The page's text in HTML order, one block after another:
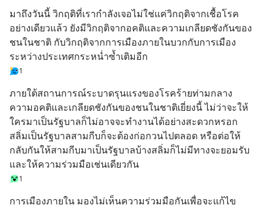
มาถึงวันนี้ วิกฤติที่เรากำลังเจอไม่ใช่แค่วิกฤติจากเชื้อโรค
อย่างเดียวแล้ว ยังมีวิกฤติจากอคติและความเกลียดชังกันของ
ชนในชาติ กับวิกฤติจากการเมืองภายในบวกกับการเมือง
ระหว่างประเทศกระหน่ำซ้ำเติมอีก
1
ภายใต้สถานการณ์ระบาดรุนแรงของโรคร้ายท่ามกลาง
ความอคติและเกลียดชังกันของชนในชาติเยี่ยงนี้ ไม่ว่าจะให้
ใครมาเป็นรัฐบาลก็ไม่อาจจะทำงานได้อย่างสะดวกหรอก
สลิ่มเป็นรัฐบาลสามกีบก็จะต้องก่อกวนไปตลอด หรือต่อให้
กลับกันให้สามกีบมาเป็นรัฐบาลบ้างสลิ่มก็ไม่มีทางจะยอมรับ
และให้ความร่วมมือเช่นเดียวกัน
1
การเมืองภายใน มองไม่เห็นความร่วมมือกันเพื่อจะแก้ไข